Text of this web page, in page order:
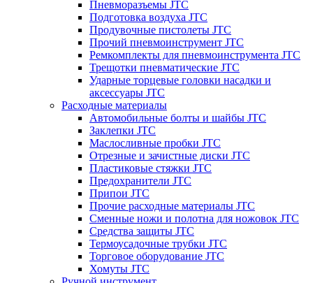
Пневморазъемы JTC
Подготовка воздуха JTC
Продувочные пистолеты JTC
Прочий пневмоинструмент JTC
Ремкомплекты для пневмоинструмента JTC
Трещотки пневматические JTC
Ударные торцевые головки насадки и
аксессуары JTC
Расходные материалы
Автомобильные болты и шайбы JTC
Заклепки JTC
Маслосливные пробки JTC
Отрезные и зачистные диски JTC
Пластиковые стяжки JTC
Предохранители JTC
Припои JTC
Прочие расходные материалы JTC
Сменные ножи и полотна для ножовок JTC
Средства защиты JTC
Термоусадочные трубки JTC
Торговое оборудование JTC
Хомуты JTC